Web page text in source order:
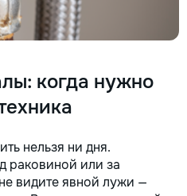
și
когда нужно
нельзя ни дня.
раковиной или за
видите явной лужи —